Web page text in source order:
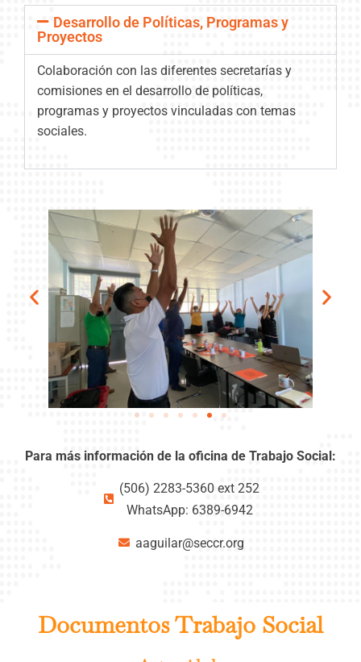
Desarrollo de Políticas, Programas y
Proyectos
Colaboración con las diferentes secretarías y
comisiones en el desarrollo de políticas,
programas y proyectos vinculadas con temas
sociales.
Para más información de la oficina de Trabajo Social:
(506) 2283-5360 ext 252
WhatsApp: 6389-6942
aaguilar@seccr.org
Documentos Trabajo Social